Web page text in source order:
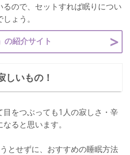
ので、セットすれば眠りについ
ょう。
紹介サイト
しいもの！
をつぶっても1人の寂しさ・辛
ると思います。
とせずに、おすすめの睡眠方法